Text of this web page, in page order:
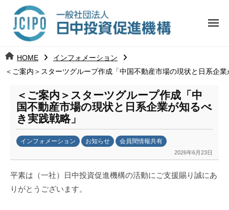
ツ
へ
日
中
投
資
促
進
機
j
メ
HOME
インフォメーション
＜ご案内＞スターツグループ作成「中国不動産市場の現状と日系企
＜ご案内＞スターツグループ作成「中
国不動産市場の現状と日系企業が知るべ
き実践戦略」
インフォメーション お知らせ 会員間情報共有
2026年6月23日
日
中
平素は（一社）日中投資促進機構の活動にご支援賜り誠にあ
りがとうございます。
日
中
資
進
機
構